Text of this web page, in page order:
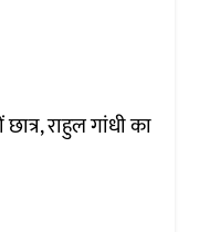
राहुल गांधी का